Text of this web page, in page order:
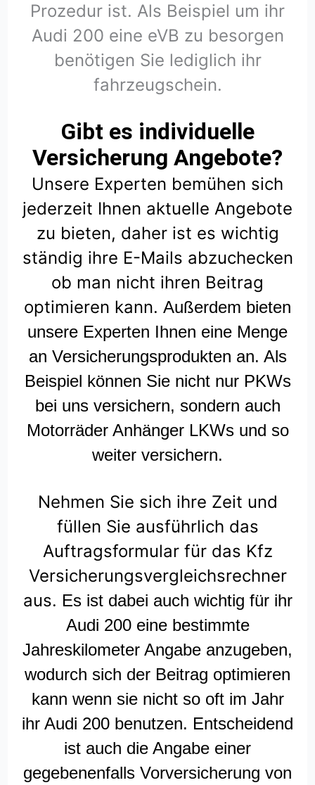
Prozedur ist. Als Beispiel um ihr
Audi 200 eine eVB zu besorgen
benötigen Sie lediglich ihr
fahrzeugschein.
Gibt es individuelle
Versicherung Angebote?
Unsere Experten bemühen sich
jederzeit Ihnen aktuelle Angebote
zu bieten, daher ist es wichtig
ständig ihre E-Mails abzuchecken
ob man nicht ihren Beitrag
optimieren kann. Außerdem bieten
unsere Experten Ihnen eine Menge
an Versicherungsprodukten an. Als
Beispiel können Sie nicht nur PKWs
bei uns versichern, sondern auch
Motorräder Anhänger LKWs und so
weiter versichern.
Nehmen Sie sich ihre Zeit und
füllen Sie ausführlich das
Auftragsformular für das Kfz
Versicherungsvergleichsrechner
aus. Es ist dabei auch wichtig für ihr
Audi 200 eine bestimmte
Jahreskilometer Angabe anzugeben,
wodurch sich der Beitrag optimieren
kann wenn sie nicht so oft im Jahr
ihr Audi 200 benutzen. Entscheidend
ist auch die Angabe einer
gegebenenfalls Vorversicherung von